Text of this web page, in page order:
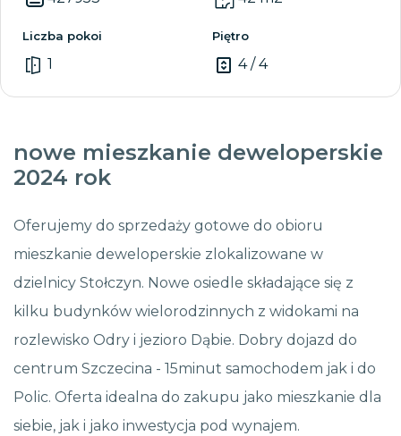
Liczba pokoi
1
Piętro
4 / 4
nowe mieszkanie deweloperskie
2024 rok
Oferujemy do sprzedaży gotowe do obioru
mieszkanie deweloperskie zlokalizowane w
dzielnicy Stołczyn. Nowe osiedle składające się z
kilku budynków wielorodzinnych z widokami na
rozlewisko Odry i jezioro Dąbie. Dobry dojazd do
centrum Szczecina - 15minut samochodem jak i do
Polic. Oferta idealna do zakupu jako mieszkanie dla
siebie, jak i jako inwestycja pod wynajem.